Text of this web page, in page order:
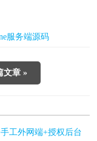
服务端源码
文章 »
工外网端+授权后台